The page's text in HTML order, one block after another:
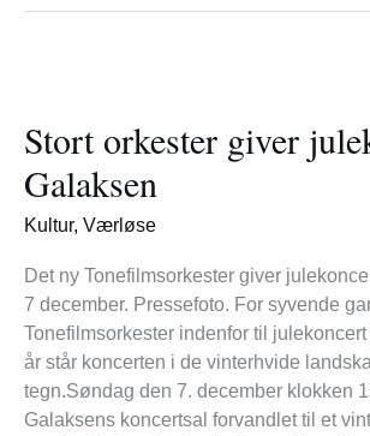
Stort orkester giver
Galaksen
Kultur, Værløse
Det ny Tonefilmsorkester giver
7 december. Pressefoto. For syvende
Tonefilmsorkester indenfor til
år står koncerten i de vinterhvide
tegn.Søndag den 7. december klokken
Galaksens koncertsal forvandlet til et
giver
julekoncert
i
Galaksen